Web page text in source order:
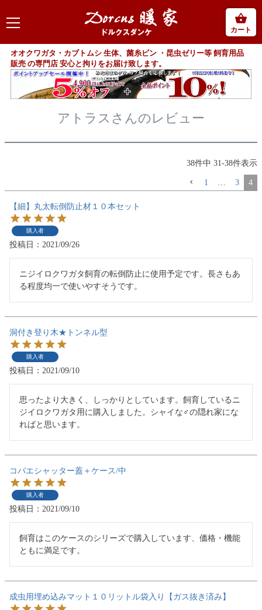
カート
オオクワガタ・カブトムシ 生体、菌糸ビン ・昆虫ゼリー等 飼育用品
販売 の専門店 安心と拘りをお届け致します。
アトラスさんのレビュー
38件中 31 -38件表示
1 3 4
【細】丸太転倒防止材１０本セット
購入者
投稿日 2021/09/26
ニジイロクワガタ飼育の転倒防止に使用予定です。長さもあ
洞付き登り木★トンネル型
購入者
投稿日 2021/09/10
思ったより大きく、しっかりとしています。飼育しているニ
ジイロクワガタ用に購入しました。シャイな♂の隠れ家にな
ればと思います。
コバエシャッター蓋＋ケース/中
購入者
投稿日 2021/09/10
飼育はこのケースのシリーズで購入しています、価格・機能
ともに満足です。
成虫用埋め込みマット１０リットル袋入り【ガス抜き済み】